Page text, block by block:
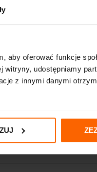
aby oferować funkcje
udostępniamy
z innymi danymi
jednocześnie.
dostawowych. Roztwór
powinna obejmować 1-2